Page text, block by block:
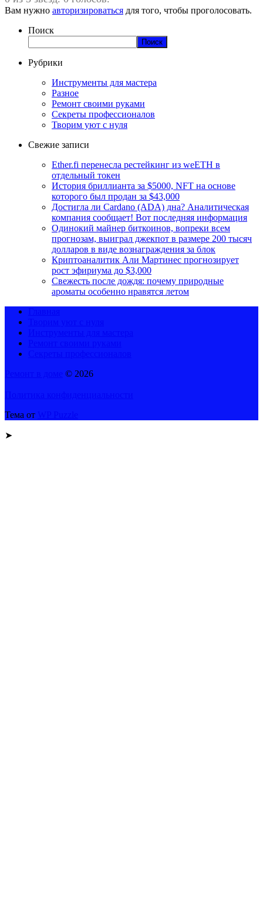
Вам нужно авторизироваться для того, чтобы проголосовать.
Поиск
Поиск
Рубрики
Инструменты для мастера
Разное
Ремонт своими руками
Секреты профессионалов
Творим уют с нуля
Свежие записи
Ether.fi перенесла рестейкинг из weETH в
отдельный токен
История бриллианта за $5000, NFT на основе
которого был продан за $43,000
Достигла ли Cardano (ADA) дна? Аналитическая
компания сообщает! Вот последняя информация
Одинокий майнер биткоинов, вопреки всем
прогнозам, выиграл джекпот в размере 200 тысяч
долларов в виде вознаграждения за блок
Криптоаналитик Али Мартинес прогнозирует
рост эфириума до $3,000
Свежесть после дождя: почему природные
ароматы особенно нравятся летом
© 2026
Тема от
➤